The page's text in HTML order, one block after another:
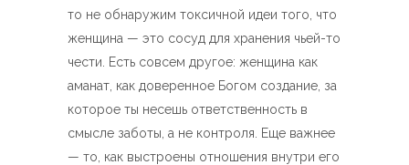
то не обнаружим токсичной идеи того, что
женщина — это сосуд для хранения чьей-то
чести. Есть совсем другое: женщина как
аманат, как доверенное Богом создание, за
которое ты несешь ответственность в
смысле заботы, а не контроля. Еще важнее
— то, как выстроены отношения внутри его